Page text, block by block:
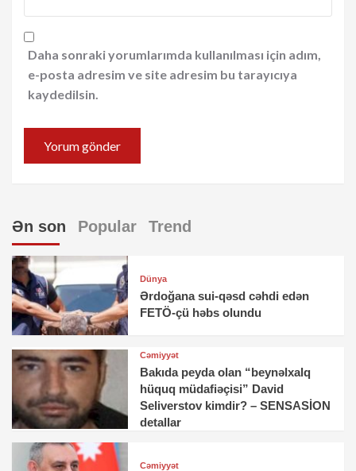
Daha sonraki yorumlarımda kullanılması için adım,
e-posta adresim ve site adresim bu tarayıcıya
kaydedilsin.
Ən son Popular Trend
Dünya
Ərdoğana sui-qəsd cəhdi edən
FETÖ-çü həbs olundu
Cəmiyyət
Bakıda peyda olan “beynəlxalq
hüquq müdafiəçisi” David
Seliverstov kimdir? – SENSASİON
detallar
Cəmiyyət